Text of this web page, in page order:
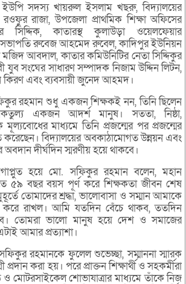
সদস্য খায়রুল ইসলাম খছরু, বিদ্যালয়ের
রাজা, উপজেলা প্রাথমিক শিক্ষা অফিসের
কাতারস্থ কুলাউড়া ওয়েলফেয়ার
রুবেজ আহমেদ রুবেল, কাদিপুর ইউনিয়ন
আবদাল, কাতার কমিউনিটির নেতা সিদ্দিকুর
যুব সংঘের সাধারণ সম্পাদক নিজাম উদ্দিন লিটন,
কিরণ এবং ব্যবসায়ী জুনেদ আহমদ।
রহমান শুধু একজন শিক্ষকই নন, তিনি ছিলেন
একজন আদর্শ মানুষ। সততা, নিষ্ঠা,
মূল্যবোধের মাধ্যমে তিনি প্রজন্মের পর প্রজন্মের
করেছেন। বিদ্যালয়ের অবকাঠামোগত উন্নয়ন এবং
অবদান দীর্ঘদিন স্মরণীয় হয়ে থাকবে।
হয়ে মো. সফিকুর রহমান বলেন, মহান
৫৯ বছর বয়স পূর্ণ করে শিক্ষকতা জীবন শেষ
তোমাদের শ্রদ্ধা, ভালোবাসা ও সম্মান আমাকে
রাখল। আমি যতদিন বেঁচে থাকব, ততদিন
তোমরা ভালো মানুষ হয়ে দেশ ও সমাজের
আমার প্রত্যাশা।
রহমানকে ফুলেল শুভেচ্ছা, সম্মাননা স্মারক
প্রদান করা হয়। পরে প্রাক্তন শিক্ষার্থী ও সহকর্মীরা
মোটরসাইকেল শোভাযাত্রার মাধ্যমে তাঁকে নিজ